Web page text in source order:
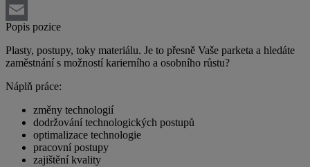
LinkedIn
Email
Popis pozice
Plasty, postupy, toky materiálu. Je to přesně Vaše parketa a hledáte
zaměstnání s možností karierního a osobního růstu?
Náplň práce:
změny technologií
dodržování technologických postupů
optimalizace technologie
pracovní postupy
zajištění kvality